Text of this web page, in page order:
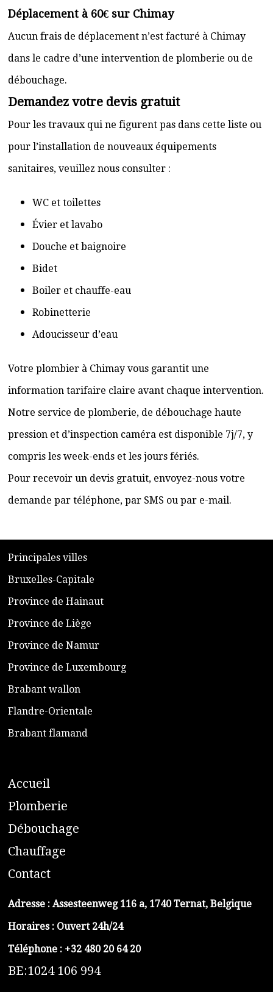
Déplacement à 60€ sur Chimay
Aucun frais de déplacement n’est facturé à Chimay
dans le cadre d’une intervention de plomberie ou de
débouchage.
Demandez votre devis gratuit
Pour les travaux qui ne figurent pas dans cette liste ou
pour l’installation de nouveaux équipements
sanitaires, veuillez nous consulter :
WC et toilettes
Évier et lavabo
Douche et baignoire
Bidet
Boiler et chauffe-eau
Robinetterie
Adoucisseur d’eau
Votre plombier à Chimay vous garantit une
information tarifaire claire avant chaque intervention.
Notre service de plomberie, de débouchage haute
pression et d’inspection caméra est disponible 7j/7, y
compris les week-ends et les jours fériés.
Pour recevoir un devis gratuit, envoyez-nous votre
demande par téléphone, par SMS ou par e-mail.
​Principales villes
​Bruxelles-Capitale
​Province de Hainaut
Province de Liège
​Province de Namur
​Province de Luxembourg
​Brabant wallon
​Flandre-Orientale
​Brabant flamand
Accueil
​Plomberie
Débouchage
Chauffage
Contact
Adresse : Assesteenweg 116 a, 1740 Ternat, Belgique
Horaires : Ouvert 24h/24
Téléphone : +32 480 20 64 20
BE:1024 106 994